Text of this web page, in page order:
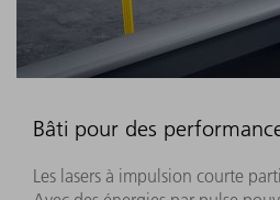
Bâti pour des
Les lasers à impulsion courte